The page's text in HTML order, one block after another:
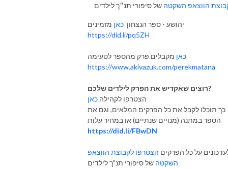
הווצאפ השקטה
יהושע - ספר הנצחון כאן מזמינים
https://did.li/pq5ZH
כאן מקבלים פרק מהספר לטעימה
https://www.akivazuk.com/perekmatana
רוצים שאקדיש את הפרק לילדים שלכם?
הצטרפו לקהילה כאן
כך תוכלו לקבל את כל הפרקים המלאים, וגם את
הספר במתנה (מנויים שנתיים) או במחיר עלות
https://did.li/FBwDN
על כל הפרקים הצטרפו לקבוצת הווצאפ
השקטה של סיפורי תנ"ך לילדים